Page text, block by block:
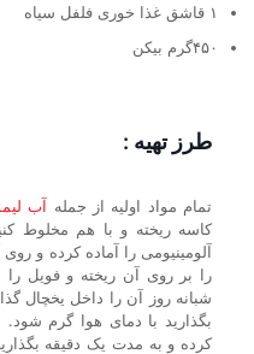
۱ قاشق غذا خوری فلفل سیاه
۴۵۰گرم بیکن
طرز تهیه :
تمام مواد اولیه از جمله آب
کاسه ریخته و با هم مخلوط
آلومینیومی را آماده کرده و
را بر روی آن ریخته و فویل
شبانه روز آن را داخل یخچال
کرده و به مدت یک دقیقه